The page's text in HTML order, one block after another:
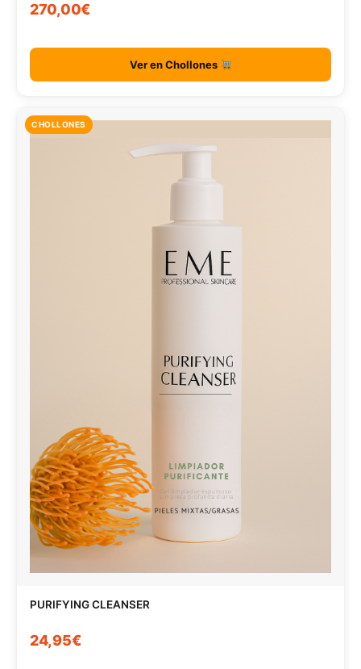
270,00€
Ver en Chollones
CHOLLONES
PURIFYING CLEANSER
24,95€